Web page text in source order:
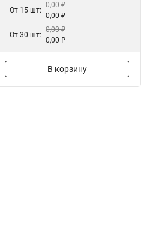
От 15 шт:
0,00 ₽
0,00 ₽
От 30 шт:
0,00 ₽
0,00 ₽
В корзину